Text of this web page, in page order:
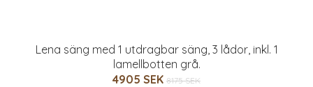
Lena säng med 1 utdragbar säng, 3 lådor, inkl. 1
lamellbotten grå.
4905 SEK 8175 SEK